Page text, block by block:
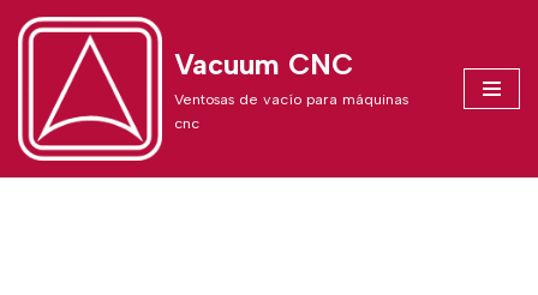
content
Vacuum CNC
Ventosas de vacío para máquinas
cnc